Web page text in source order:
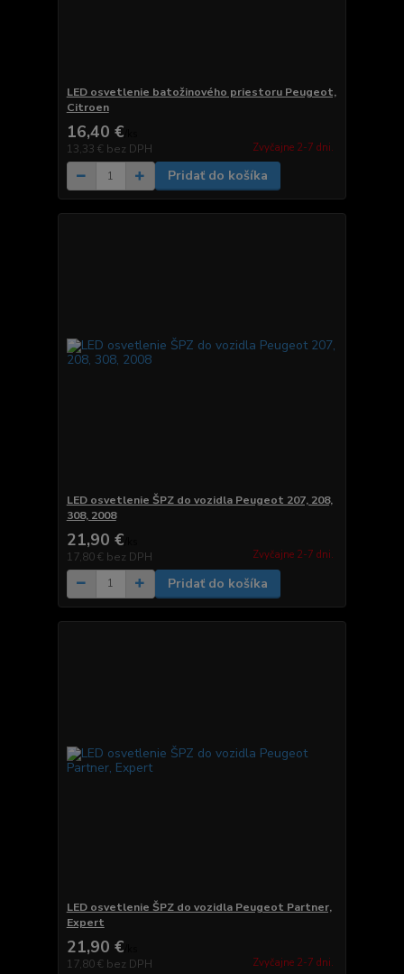
LED osvetlenie batožinového priestoru Peugeot,
Citroen
16,40 €
13,33 € bez DPH Zvyčajne 2-7 dni.
Pridať do košíka
LED osvetlenie ŠPZ do vozidla Peugeot 207, 208,
308, 2008
21,90 €
17,80 € bez DPH Zvyčajne 2-7 dni.
Pridať do košíka
LED osvetlenie ŠPZ do vozidla Peugeot Partner,
Expert
21,90 €
17,80 € bez DPH Zvyčajne 2-7 dni.